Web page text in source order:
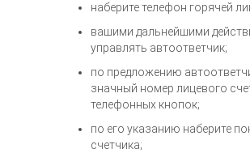
наберите телефон горячей
вашими дальнейшими
управлять автоответчик;
по предложению
значный номер лицевого
телефонных кнопок;
по его указанию наберите
счетчика;